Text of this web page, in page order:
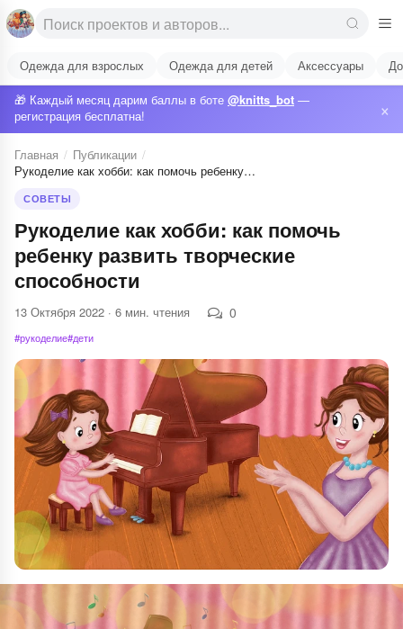
Одежда для взрослых Одежда для детей Аксессуары
🎁 Каждый месяц дарим баллы в боте @knitts_bot —
регистрация бесплатна!
×
Главная / Публикации /
Рукоделие как хобби: как помочь ребенку…
СОВЕТЫ
Рукоделие как хобби: как помочь
ребенку развить творческие
способности
13 Октября 2022 · 6 мин. чтения 0
#рукоделие#дети